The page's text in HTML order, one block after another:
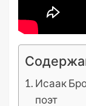
Исаак
поэт